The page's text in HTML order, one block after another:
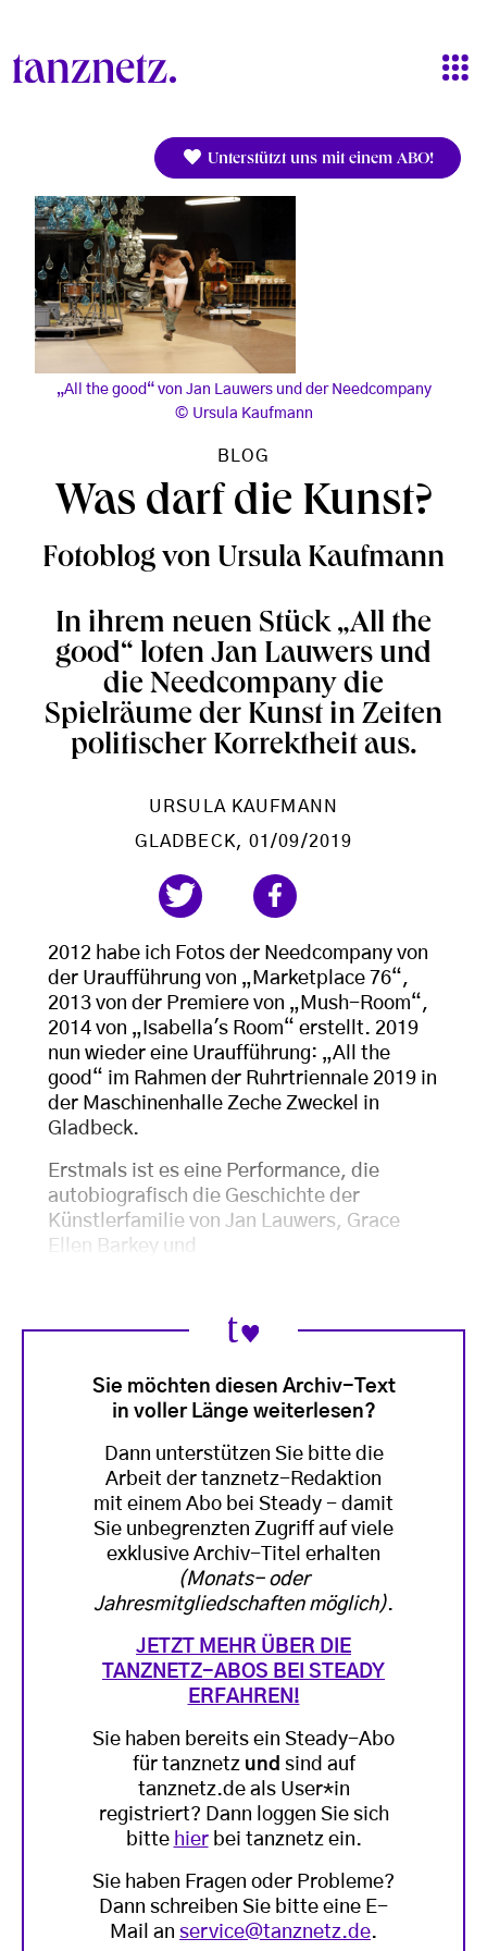
Unterstützt uns mit einem ABO!
„All the good“ von Jan Lauwers und der Needcompany
Ursula Kaufmann
BLOG
Was darf die Kunst?
Fotoblog von Ursula Kaufmann
In ihrem neuen Stück „All the
good“ loten Jan Lauwers und
die Needcompany die
Spielräume der Kunst in Zeiten
politischer Korrektheit aus.
URSULA KAUFMANN
GLADBECK, 01/09/2019
2012 habe ich Fotos der Needcompany von
der Uraufführung von „Marketplace 76“,
2013 von der Premiere von „Mush-Room“,
2014 von „Isabella's Room“ erstellt. 2019
nun wieder eine Uraufführung: „All the
good“ im Rahmen der Ruhrtriennale 2019 in
der Maschinenhalle Zeche Zweckel in
Gladbeck.
Erstmals ist es eine Performance, die
autobiografisch die Geschichte der
Künstlerfamilie von Jan Lauwers, Grace
Ellen Barkey und
Sie möchten diesen Archiv-Text
in voller Länge weiterlesen?
Dann unterstützen Sie bitte die
Arbeit der tanznetz-Redaktion
mit einem Abo bei Steady - damit
Sie unbegrenzten Zugriff auf viele
exklusive Archiv-Titel erhalten
(Monats- oder
Jahresmitgliedschaften möglich).
JETZT MEHR ÜBER DIE
TANZNETZ-ABOS BEI STEADY
ERFAHREN!
Sie haben bereits ein Steady-Abo
für tanznetz und sind auf
tanznetz.de als User*in
registriert? Dann loggen Sie sich
bitte hierbei tanznetz ein.
Sie haben Fragen oder Probleme?
Dann schreiben Sie bitte eine E-
Mail an service@tanznetz.de.